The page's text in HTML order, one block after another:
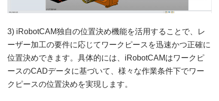
3) iRobotCAM独自の位置決め機能を活用することで、レ
ーザー加工の要件に応じてワークピースを迅速かつ正確に
位置決めできます。具体的には、iRobotCAMはワークピ
ースのCADデータに基づいて、様々な作業条件下でワー
クピースの位置決めを実現します。